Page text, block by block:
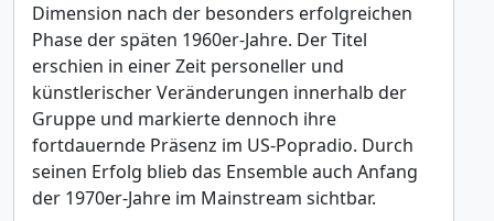
Dimension nach der besonders erfolgreichen
Phase der späten 1960er-Jahre. Der Titel
erschien in einer Zeit personeller und
künstlerischer Veränderungen innerhalb der
Gruppe und markierte dennoch ihre
fortdauernde Präsenz im US-Popradio. Durch
seinen Erfolg blieb das Ensemble auch Anfang
der 1970er-Jahre im Mainstream sichtbar.